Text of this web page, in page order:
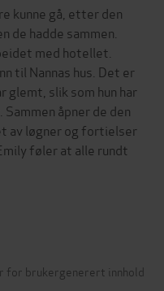
kunne gå, etter den
hadde sammen.
med hotellet.
til Nannas hus. Det er
glemt, slik som hun har
åpner de den
av løgner og fortielser
føler at alle rundt
for brukergenerert innhold